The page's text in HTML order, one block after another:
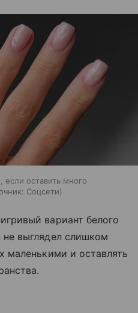
оставить много
Соцсети
вариант белого
выглядел слишком
маленькими и оставлять